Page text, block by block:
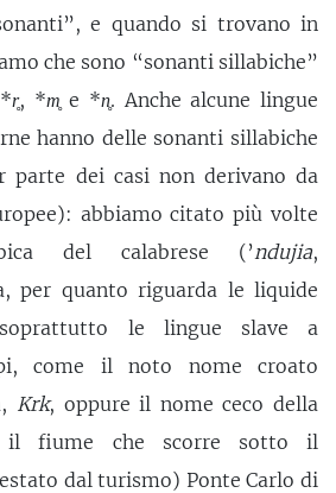
e quando si trovano in
che sono “sonanti sillabiche”
r̥, *m̥ e *n̥. Anche alcune lingue
hanno delle sonanti sillabiche
parte dei casi non derivano da
abbiamo citato più volte
del calabrese (’ndujia,
per quanto riguarda le liquide
le lingue slave a
come il noto nome croato
Krk, oppure il nome ceco della
fiume che scorre sotto il
dal turismo) Ponte Carlo di